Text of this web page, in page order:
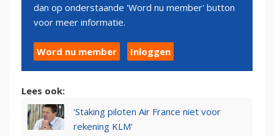
dan op onderstaande 'Word nu member' button
voor meer informatie.
Word nu member Inloggen
Lees ook:
'Staking piloten Air France niet voor
rekening KLM'